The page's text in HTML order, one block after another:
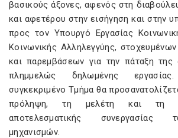
βασικούς άξονες, αφενός στη
και αφετέρου στην εισήγηση και στην
προς τον Υπουργό Εργασίας
Κοινωνικής Αλληλεγγύης,
και παρεμβάσεων για την πάταξη
πλημμελώς δηλωμένης
συγκεκριμένο Τμήμα θα
πρόληψη, τη μελέτη και τη
αποτελεσματικής συνεργασίας
μηχανισμών.